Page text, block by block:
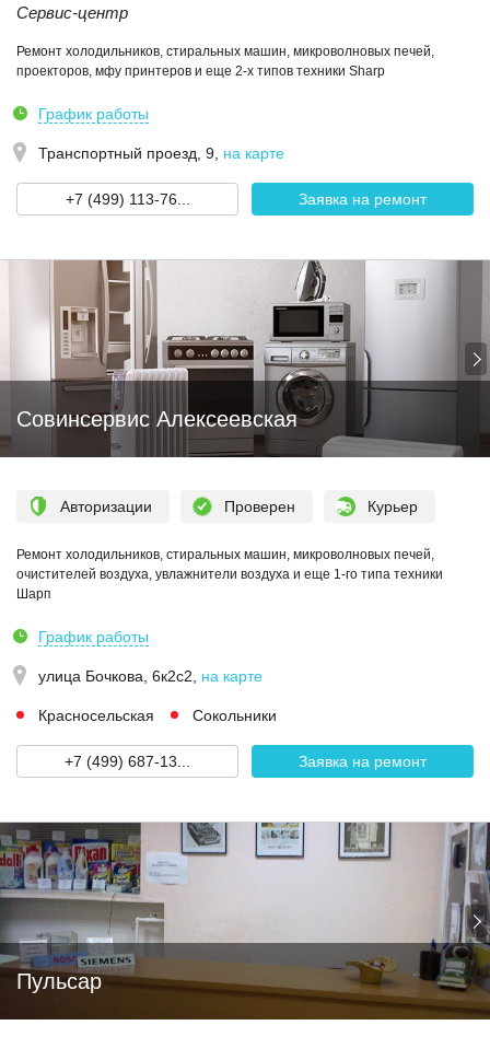
Сервис-центр
Ремонт холодильников, стиральных машин, микроволновых печей,
проекторов, мфу принтеров и еще 2-х типов техники Sharp
График работы
Транспортный проезд, 9 на карте
+7 (499) 113-76... Заявка на ремонт
Совинсервис Алексеевская
Авторизации Проверен Курьер
Ремонт холодильников, стиральных машин, микроволновых печей,
очистителей воздуха, увлажнители воздуха и еще 1-го типа техники
Шарп
График работы
улица Бочкова, 6к2с2 на карте
Красносельская Сокольники
+7 (499) 687-13... Заявка на ремонт
Пульсар